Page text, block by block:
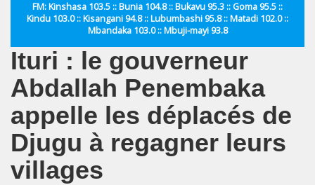
FM: Kinshasa 103.5 :: Bunia 104.8 :: Bukavu 95.3 :: Goma 95.5 ::
Kindu 103.0 :: Kisangani 94.8 :: Lubumbashi 95.8 :: Matadi 102.0 ::
Mbandaka 103.0 :: Mbuji-mayi 93.8
Ituri : le gouverneur
Abdallah Penembaka
appelle les déplacés de
Djugu à regagner leurs
villages